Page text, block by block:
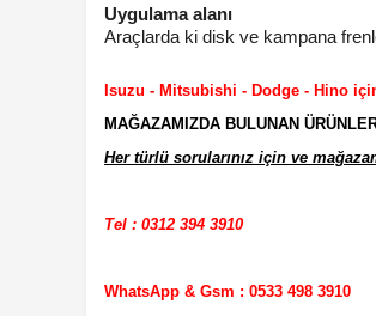
Uygulama alanı
Araçlarda ki disk ve kampana
Isuzu - Mitsubishi - Dodge - Hino
MAĞAZAMIZDA BULUNAN
Her türlü sorularınız için ve
Tel : 0312 394 3910
WhatsApp & Gsm : 0533 498 3910